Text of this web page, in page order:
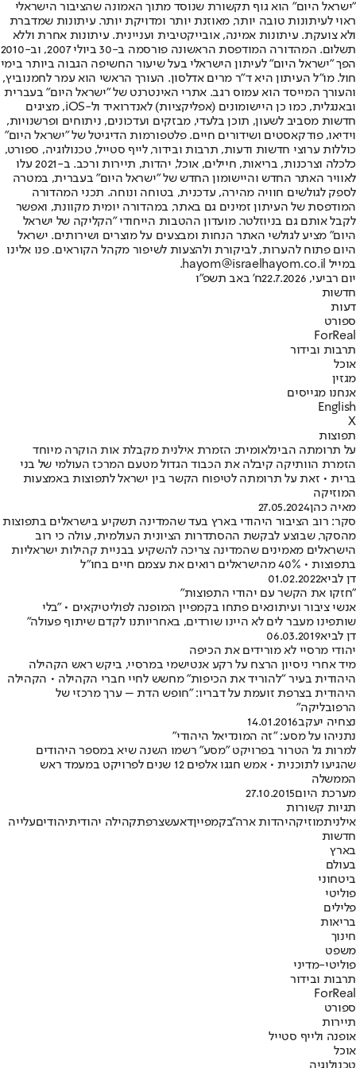
"ישראל היום" הוא גוף תקשורת שנוסד מתוך האמונה שהציבור הישראלי
ראוי לעיתונות טובה יותר, מאוזנת יותר ומדויקת יותר. עיתונות שמדברת
ולא צועקת. עיתונות אמינה, אובייקטיבית ועניינית. עיתונות אחרת וללא
תשלום. המהדורה המודפסת הראשונה פורסמה ב-30 ביולי 2007, וב-2010
הפך "ישראל היום" לעיתון הישראלי בעל שיעור החשיפה הגבוה ביותר בימי
חול. מו"ל העיתון היא ד"ר מרים אדלסון. העורך הראשי הוא עמר לחמנוביץ,
והעורך המייסד הוא עמוס רגב. אתרי האינטרנט של "ישראל היום" בעברית
ובאנגלית, כמו כן היישומונים (אפליקציות) לאנדרואיד ול-iOS, מציגים
חדשות מסביב לשעון, תוכן בלעדי, מבזקים ועדכונים, ניתוחים ופרשנויות,
וידיאו, פודקאסטים ושידורים חיים. פלטפורמות הדיגיטל של "ישראל היום"
כוללות ערוצי חדשות ודעות, תרבות ובידור, לייף סטייל, טכנולוגיה, ספורט,
כלכלה וצרכנות, בריאות, חיילים, אוכל, יהדות, תיירות ורכב. ב-2021 עלו
לאוויר האתר החדש והיישומון החדש של "ישראל היום" בעברית, במטרה
לספק לגולשים חוויה מהירה, עדכנית, בטוחה ונוחה. תכני המהדורה
המודפסת של העיתון זמינים גם באתר, במהדורה יומית מקוונת, ואפשר
לקבל אותם גם בניוזלטר. מועדון ההטבות הייחודי "הקליקה של ישראל
היום" מציע לגולשי האתר הנחות ומבצעים על מוצרים ושירותים. ישראל
היום פתוח להערות, לביקורת ולהצעות לשיפור מקהל הקוראים. פנו אלינו
במייל hayom@israelhayom.co.il.
יום רביעי, 22.7.2026
ח' באב תשפ"ו
חדשות
דעות
ספורט
ForReal
תרבות ובידור
אוכל
מגזין
אנחנו מגייסים
English
X
תפוצות
על תרומתה הבינלאומית: הזמרת אילנית מקבלת אות הוקרה מיוחד
הזמרת הוותיקה קיבלה את הכבוד הגדול מטעם המרכז העולמי של בני
ברית • זאת על תרומתה לטיפוח הקשר בין ישראל לתפוצות באמצעות
המוזיקה
מאיה כהן27.05.2024
סקר: רוב הציבור היהודי בארץ בעד שהמדינה תשקיע בישראלים בתפוצות
מהסקר, שבוצע לבקשת ההסתדרות הציונית העולמית, עולה כי רוב
הישראלים מאמינים שהמדינה צריכה להשקיע בבניית קהילות ישראליות
בתפוצות • 40% מהישראלים רואים את עצמם חיים בחו"ל
דן לביא01.02.2022
"חזקו את הקשר עם יהודי התפוצות"
אנשי ציבור ועיתונאים פתחו בקמפיין המופנה לפוליטיקאים • "בלי
שותפינו מעבר לים לא היינו שורדים, באחריותנו לקדם שיתוף פעולה"
דן לביא06.03.2019
יהודי מרסיי לא מורידים את הכיפה
מיד אחרי ניסיון הרצח על רקע אנטישמי במרסיי, ביקש ראש הקהילה
היהודית בעיר "להוריד את הכיפות" מחשש לחיי חברי הקהילה • הקהילה
היהודית בצרפת זועמת על דבריו: "חופש הדת – ערך מרכזי של
הרפובליקה"
נצחיה יעקב14.01.2016
נתניהו על מסע: "זה המונדיאל היהודי"
למרות גל הטרור בפרויקט "מסע" רשמו השנה שיא במספר היהודים
שהגיעו לתוכנית • אמש חגגו אלפים 12 שנים לפרויקט במעמד ראש
הממשלה
מערכת היום27.10.2015
תגיות קשורות
אילניתמוזיקהיהדות ארה''בקמפייןדאעשצרפתקהילה יהודיתיהודיםעלייה
חדשות
בארץ
בעולם
ביטחוני
פוליטי
פלילים
בריאות
חינוך
משפט
פוליטי-מדיני
תרבות ובידור
ForReal
ספורט
תיירות
אופנה ולייף סטייל
אוכל